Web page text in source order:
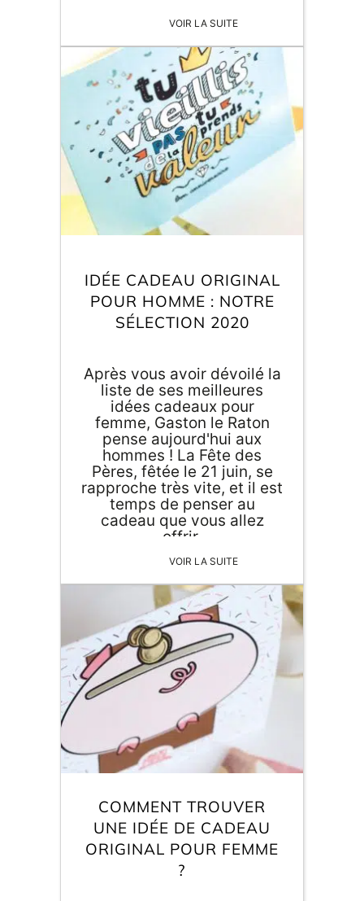
VOIR LA SUITE
IDÉE CADEAU ORIGINAL
POUR HOMME : NOTRE
SÉLECTION 2020
Après vous avoir dévoilé la
liste de ses meilleures
idées cadeaux pour
femme, Gaston le Raton
pense aujourd'hui aux
hommes ! La Fête des
Pères, fêtée le 21 juin, se
rapproche très vite, et il est
temps de penser au
cadeau que vous allez
offrir.
VOIR LA SUITE
COMMENT TROUVER
UNE IDÉE DE CADEAU
ORIGINAL POUR FEMME
?